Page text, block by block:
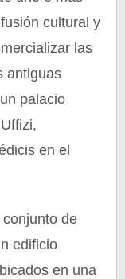
cultural y
las
antiguas
palacio
en el
de
edificio
en una